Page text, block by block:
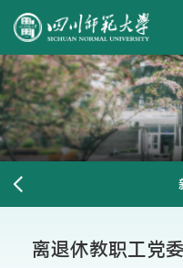
离退休教职工党